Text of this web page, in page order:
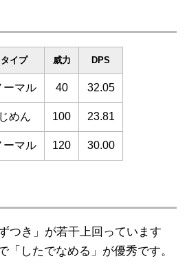
タイプ 威力 DPS
ーマル 40 32.05
じめん 100 23.81
ーマル 120 30.00
つき」が若干上回っています
「したでなめる」が優秀です。